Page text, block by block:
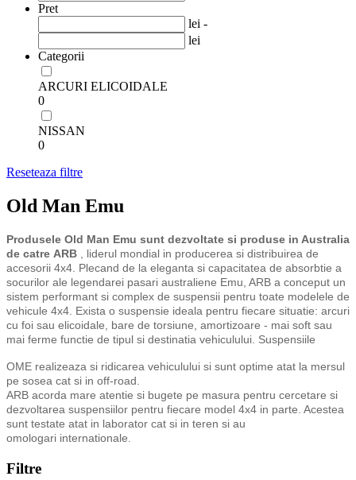
Pret
lei -
lei
Categorii
ARCURI ELICOIDALE
0
NISSAN
0
Reseteaza filtre
Old Man Emu
Produsele Old Man Emu sunt dezvoltate si produse in Australia
de catre ARB , liderul mondial in producerea si distribuirea de
accesorii 4x4. Plecand de la eleganta si capacitatea de absorbtie a
socurilor ale legendarei pasari australiene Emu, ARB a conceput un
sistem performant si complex de suspensii pentru toate modelele de
vehicule 4x4. Exista o suspensie ideala pentru fiecare situatie: arcuri
cu foi sau elicoidale, bare de torsiune, amortizoare - mai soft sau
mai ferme functie de tipul si destinatia vehiculului. Suspensiile
OME realizeaza si ridicarea vehiculului si sunt optime atat la mersul
pe sosea cat si in off-road.
ARB acorda mare atentie si bugete pe masura pentru cercetare si
dezvoltarea suspensiilor pentru fiecare model 4x4 in parte. Acestea
sunt testate atat in laborator cat si in teren si au
omologari internationale.
Filtre